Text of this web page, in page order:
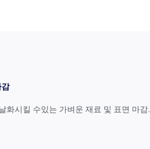
감
화시킬 수있는 가벼운 재료 및 표면 마감.